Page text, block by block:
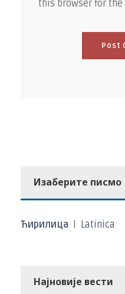
this browser for
Изаберите писмо
Ћирилица Latinica
Најновије вести